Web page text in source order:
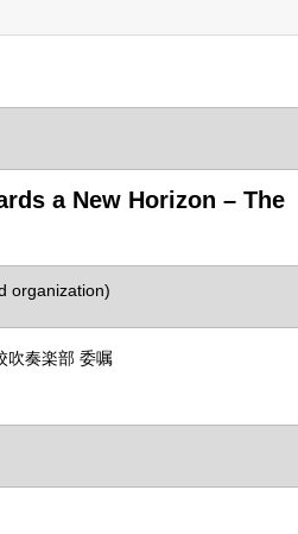
a New Horizon – The
organization)
吹奏楽部 委嘱